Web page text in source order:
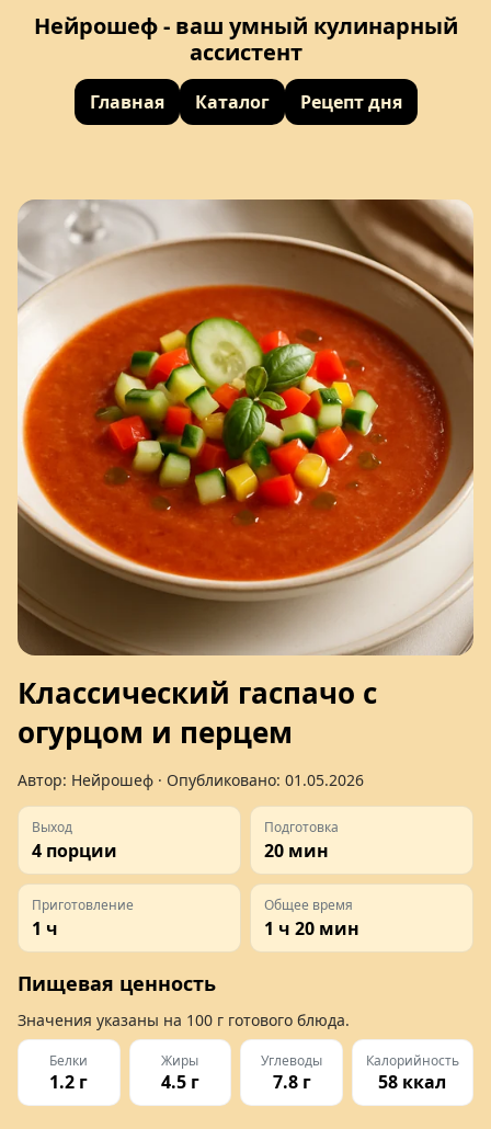
Нейрошеф - ваш умный кулинарный
ассистент
Главная Каталог Рецепт дня
Классический гаспачо с
огурцом и перцем
Автор: Нейрошеф · Опубликовано: 01.05.2026
Выход
4 порции
Подготовка
20 мин
Приготовление
1 ч
Общее время
1 ч 20 мин
Пищевая ценность
Значения указаны на 100 г готового блюда.
Белки
1.2 г
Жиры
4.5 г
Углеводы
7.8 г
Калорийность
58 ккал